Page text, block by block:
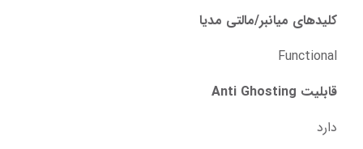
کلید‌های میانبر/مالتی مدیا
Functional
قابلیت Anti Ghosting
دارد